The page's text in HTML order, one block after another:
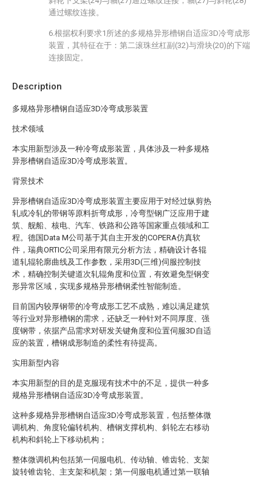
Description
多规格异形槽钢自适应3D冷弯成形装置
技术领域
本实用新型涉及一种冷弯成形装置，具体涉及一种多规格
异形槽钢自适应3D冷弯成形装置。
背景技术
异形槽钢自适应3D冷弯成形装置主要应用于对经过纵剪热
轧或冷轧的带钢等原料折弯成形，冷弯型钢广泛应用于建
筑、舰船、核电、汽车、铁路和公路等国家重点领域和工
程。德国Data M公司基于其自主开发的COPERA仿真软
件，瑞典ORTIC公司采用有限元分析方法，精确设计各辊
道轧辊轮廓曲线及工作参数，采用3D(三维)伺服控制技
术，精确控制关键道次轧辊角度和位置，有效避免型钢变
形异常区域，实现多规格异形槽钢柔性智能制造。
目前国内较厚钢带的冷弯成形工艺不成熟，难以满足建筑
等行业对异形槽钢的需求，还缺乏一种针对不同厚度、强
度钢带，依据产品需求对研发关键角度和位置伺服3D自适
应的装置，槽钢成形制造的柔性有待提高。
实用新型内容
本实用新型的目的是克服现有技术中的不足，提供一种多
规格异形槽钢自适应3D冷弯成形装置。
这种多规格异形槽钢自适应3D冷弯成形装置，包括整体微
调机构、角度轮偏转机构、槽钢支撑机构、斜轮左右移动
机构和斜轮上下移动机构；
整体微调机构包括第一伺服电机、传动轴、锥齿轮、支架
旋转锥齿轮、主支架和机架；第一伺服电机通过第一联轴
通过螺纹连接。
6.根据权利要求1所述的多规格异形槽钢自适应3D冷弯成形
装置，其特征在于：第二滚珠丝杠副(32)与滑块(20)的下端
连接固定。